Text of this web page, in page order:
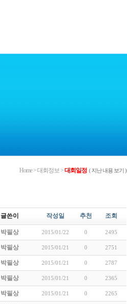
Home > 대회정보 >대회일정 ( 지난 내용 보기 )
글쓴이 작성일 추천 조회
박필상 2015/01/22 0 2495
박필상 2015/01/21 0 2751
박필상 2015/01/21 0 2787
박필상 2015/01/21 0 2365
박필상 2015/01/21 0 2265